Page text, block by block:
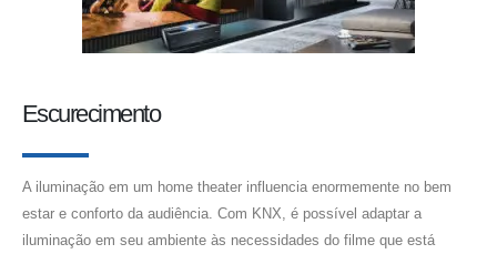
Escurecimento
A iluminação em um home theater influencia enormemente no bem
estar e conforto da audiência. Com KNX, é possível adaptar a
iluminação em seu ambiente às necessidades do filme que está